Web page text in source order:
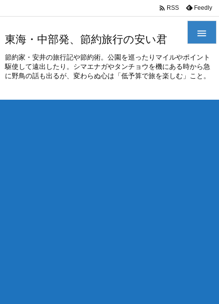
東海・中部発、節約旅行の安い君
節約家・安井の旅行記や節約術。公園を巡ったりマイルやポイント
駆使して遠出したり。シマエナガやタンチョウを機にある時から急
に野鳥の話も出るが、変わらぬ心は「低予算で旅を楽しむ」こと。

 RSS Feedly